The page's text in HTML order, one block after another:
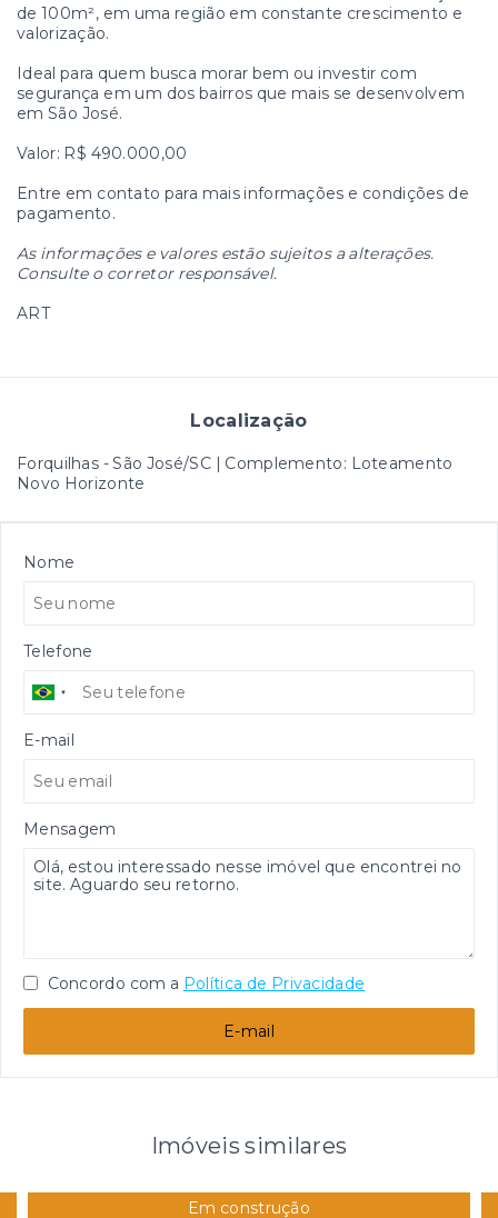
de 100m², em uma região em constante crescimento e
valorização.
Ideal para quem busca morar bem ou investir com
segurança em um dos bairros que mais se desenvolvem
em São José.
Valor: R$ 490.000,00
Entre em contato para mais informações e condições de
pagamento.
As informações e valores estão sujeitos a alterações.
Consulte o corretor responsável.
ART
Localização
Forquilhas - São José/SC | Complemento: Loteamento
Novo Horizonte
Nome
Telefone
E-mail
Mensagem
Concordo com a Política de Privacidade
E-mail
Imóveis similares
Em construção